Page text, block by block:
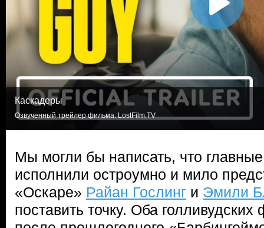
Каскадеры
Озвученный трейлер фильма. LostFilm.TV
Мы могли бы написать, что
исполнили остроумно и мило
«Оскаре» Райан Гослинг и Эмили
поставить точку. Оба